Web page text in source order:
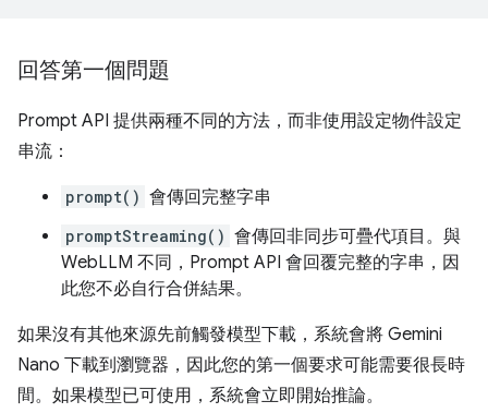
回答第一個問題
Prompt API 提供兩種不同的方法，而非使用設定物件設定
串流：
prompt() 會傳回完整字串
promptStreaming() 會傳回非同步可疊代項目。與
WebLLM 不同，Prompt API 會回覆完整的字串，因
此您不必自行合併結果。
如果沒有其他來源先前觸發模型下載，系統會將 Gemini
Nano 下載到瀏覽器，因此您的第一個要求可能需要很長時
間。如果模型已可使用，系統會立即開始推論。